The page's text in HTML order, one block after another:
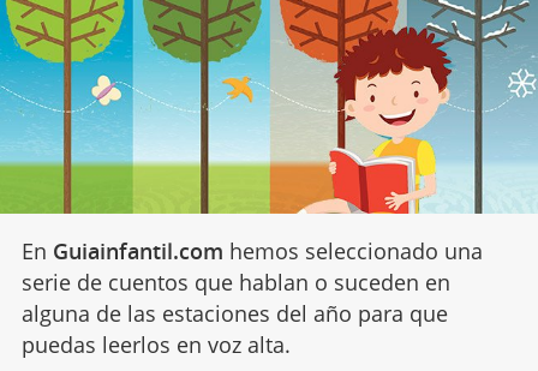
En Guiainfantil.com hemos seleccionado una
serie de cuentos que hablan o suceden en
alguna de las estaciones del año para que
puedas leerlos en voz alta.